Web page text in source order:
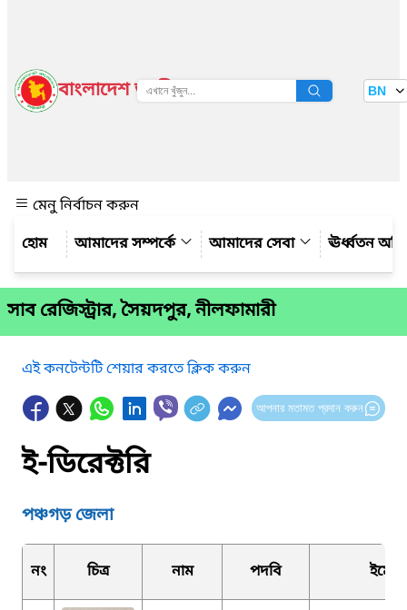
বাংলাদেশ জাতীয় তথ্য বাতায়ন BN
মেনু নির্বাচন করুন
আমাদের সম্পর্কে
আমাদের সেবা ঊর্ধ্বতন
সাব রেজিস্ট্রার, সৈয়দপুর, নীলফামারী
এই কনটেন্টটি শেয়ার করতে ক্লিক করুন
আপনার মতামত প্রদান করুন
ই-ডিরেক্টরি
পঞ্চগড় জেলা
নং চিত্র নাম পদবি